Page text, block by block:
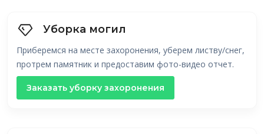
Уборка могил
Приберемся на месте захоронения, уберем листву/снег,
протрем памятник и предоставим фото-видео отчет.
Заказать уборку захоронения